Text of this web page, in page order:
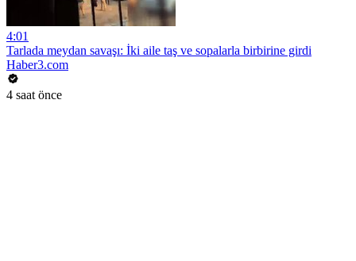
4:01
Tarlada meydan savaşı: İki aile taş ve sopalarla birbirine girdi
Haber3.com
4 saat önce